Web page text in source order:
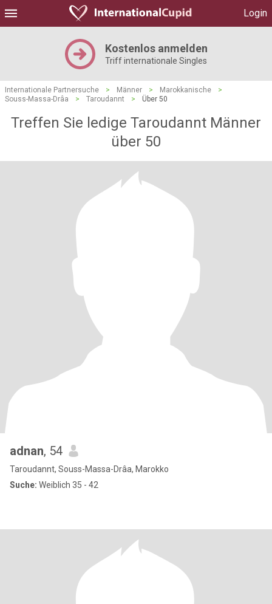
Login
Kostenlos anmelden
Triff internationale Singles
Internationale Partnersuche > Männer > Marokkanische
>
Souss-Massa-Drâa
> Taroudannt > Über 50
Treffen Sie ledige Taroudannt Männer
über 50
adnan, 54
Taroudannt, Souss-Massa-Drâa, Marokko
Suche: Weiblich 35 - 42